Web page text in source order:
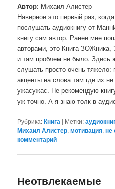
Автор: Михаил Алистер
Наверное это первый раз,
послушать аудиокнигу от
книгу сам автор. Ранее мне
авторами, это Книга ЗОЖника,
и там проблем не было. Здесь
слушать просто очень тяжело:
акценты на слова там где их
ужасужас. Не рекомендую
уж точно. А я знаю толк в
Рубрика:Книга | Метки:
Михаил Алистер,мотивация,не
комментарий
Неотвлекаемые